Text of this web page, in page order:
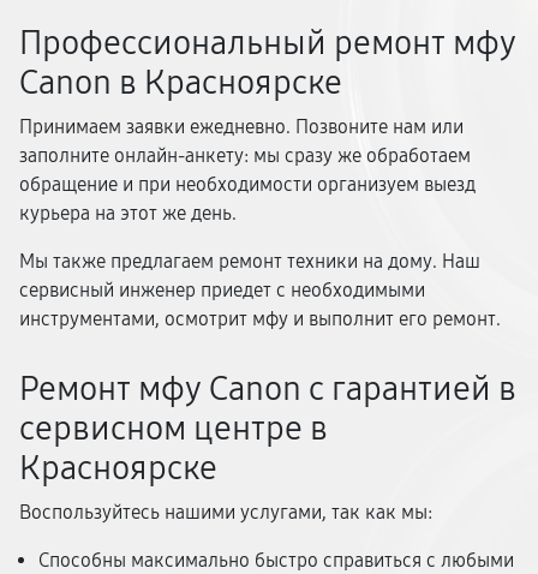
Профессиональный ремонт мфу
Canon в Красноярске
Принимаем заявки ежедневно. Позвоните нам или
заполните онлайн-анкету: мы сразу же обработаем
обращение и при необходимости организуем выезд
курьера на этот же день.
Мы также предлагаем ремонт техники на дому. Наш
сервисный инженер приедет с необходимыми
инструментами, осмотрит мфу и выполнит его ремонт.
Ремонт мфу Canon с гарантией в
сервисном центре в
Красноярске
Воспользуйтесь нашими услугами, так как мы:
Способны максимально быстро справиться с любыми